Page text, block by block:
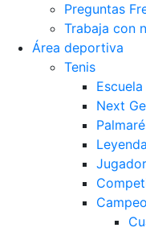
Preguntas
Trabaja con
Área deportiva
Tenis
Next